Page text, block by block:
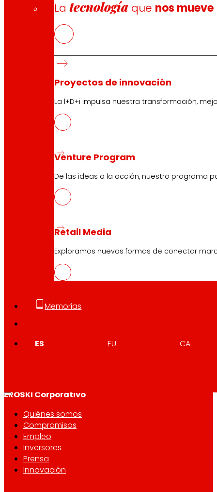
Latecnología que nos mueve
Proyectos de innovación
La l+D+i impulsa nuestra transformación,
Venture Program
De las ideas a la acción, nuestro programa
Retail Media
Exploramos nuevas formas de conectar
Memorias
ES EU CA
EROSKI Corporativo
Quiénes somos
Compromisos
Empleo
Inversores
Prensa
Innovación